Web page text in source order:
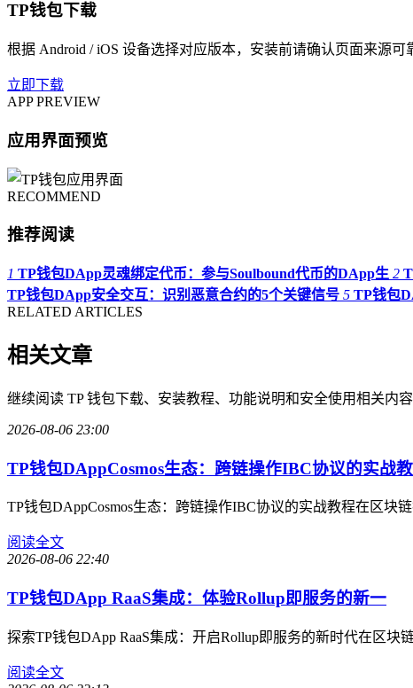
TP钱包下载
根据 Android / iOS 设备选择对应版本，安装前请确认页面来源可
立即下载
APP PREVIEW
应用界面预览
RECOMMEND
推荐阅读
1 TP钱包DApp灵魂绑定代币：参与Soulbound代币的DApp生 2
TP钱包DApp安全交互：识别恶意合约的5个关键信号 5 TP钱包
RELATED ARTICLES
相关文章
继续阅读 TP 钱包下载、安装教程、功能说明和安全使用相关内容
2026-08-06 23:00
TP钱包DAppCosmos生态：跨链操作IBC协议的实战教
TP钱包DAppCosmos生态：跨链操作IBC协议的实战教程在区块
阅读全文
2026-08-06 22:40
TP钱包DApp RaaS集成：体验Rollup即服务的新一
探索TP钱包DApp RaaS集成：开启Rollup即服务的新时代在区
阅读全文